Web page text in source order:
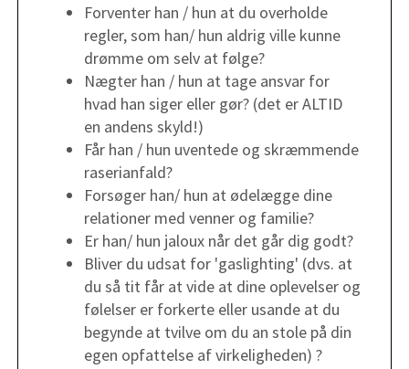
Forventer han / hun at du overholde
regler, som han/ hun aldrig ville kunne
drømme om selv at følge?
Nægter han / hun at tage ansvar for
hvad han siger eller gør? (det er ALTID
en andens skyld!)
Får han / hun uventede og skræmmende
raserianfald?
Forsøger han/ hun at ødelægge dine
relationer med venner og familie?
Er han/ hun jaloux når det går dig godt?
Bliver du udsat for 'gaslighting' (dvs. at
du så tit får at vide at dine oplevelser og
følelser er forkerte eller usande at du
begynde at tvilve om du an stole på din
egen opfattelse af virkeligheden) ?